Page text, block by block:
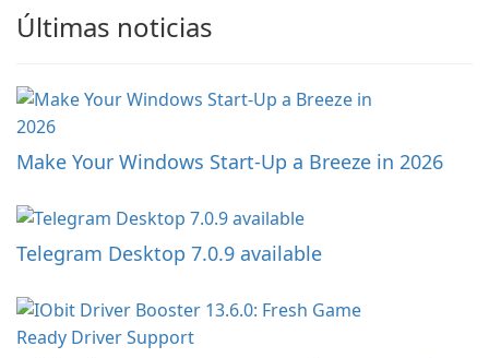
Últimas noticias
Make Your Windows Start-Up a Breeze in 2026
Telegram Desktop 7.0.9 available